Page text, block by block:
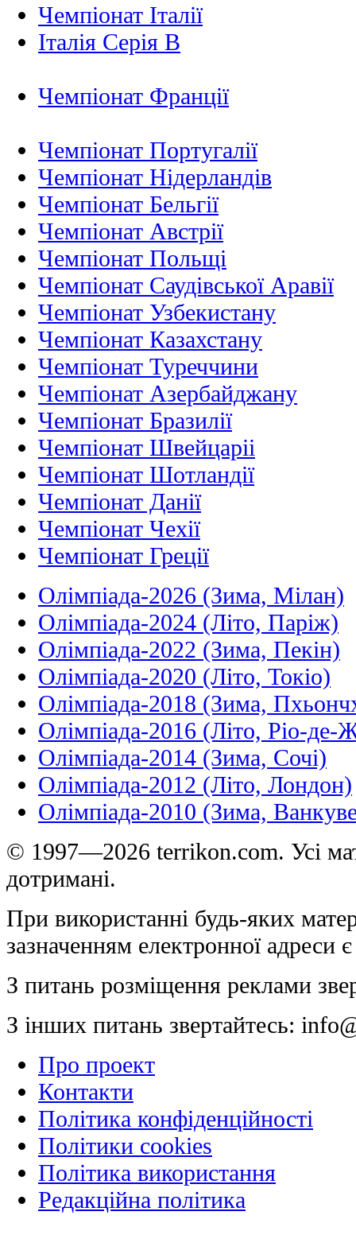
Чемпіонат Італії
Італія Серія B
Чемпіонат Франції
Чемпіонат Португалії
Чемпіонат Нідерландiв
Чемпіонат Бельгії
Чемпіонат Австрії
Чемпіонат Польщі
Чемпіонат Саудівської Аравії
Чемпіонат Узбекистану
Чемпіонат Казахстану
Чемпіонат Туреччини
Чемпіонат Азербайджану
Чемпіонат Бразилії
Чемпіонат Швейцаріі
Чемпіонат Шотландії
Чемпіонат Данії
Чемпіонат Чехії
Чемпіонат Греції
Олімпіада-2026 (Зима, Мілан)
Олімпіада-2024 (Літо, Паріж)
Олімпіада-2022 (Зима, Пекін)
Олімпіада-2020 (Літо, Токіо)
Олімпіада-2018 (Зима,
Олімпіада-2016 (Літо, Ріо-де-
Олімпіада-2014 (Зима, Сочі)
Олімпіада-2012 (Літо, Лондон)
Олімпіада-2010 (Зима,
© 1997—2026 terrikon.com. Усі
дотримані.
При використанні будь-яких
зазначенням електронної адреси
З питань розміщення реклами
З інших питань звертайтесь:
Про проект
Контакти
Політика конфіденційності
Політики cookies
Політика використання
Редакційна політика